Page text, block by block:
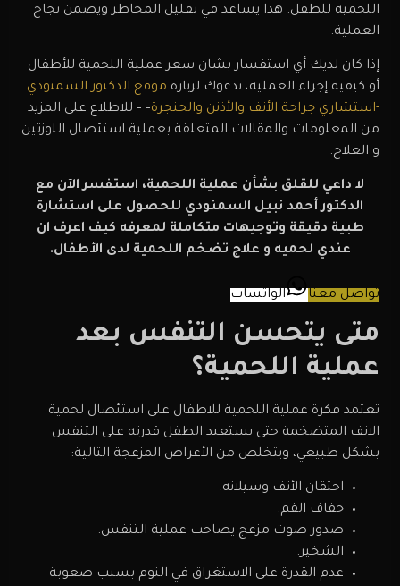
اللحمية للطفل. هذا يساعد في تقليل المخاطر ويضمن نجاح
العملية.
إذا كان لديك أي استفسار بشان سعر عملية اللحمية للأطفال
أو كيفية إجراء العملية، ندعوك لزيارة موقع الدكتور السمنودي
-استشاري جراحة الأنف والأذنن والحنجرة– – للاطلاع على المزيد
من المعلومات والمقالات المتعلقة بعملية استئصال اللوزتين
و العلاج.
لا داعي للقلق بشأن عملية اللحمية، استفسر الآن مع
الدكتور أحمد نبيل السمنودي للحصول على استشارة
طبية دقيقة وتوجيهات متكاملة لمعرفه كيف اعرف ان
عندي لحميه و علاج تضخم اللحمية لدى الأطفال.
تواصل معنا الواتساب
متى يتحسن التنفس بعد
عملية اللحمية؟
تعتمد فكرة عملية اللحمية للاطفال على استئصال لحمية
الانف المتضخمة حتى يستعيد الطفل قدرته على التنفس
بشكل طبيعي، ويتخلص من الأعراض المزعجة التالية:
احتقان الأنف وسيلانه.
جفاف الفم.
صدور صوت مزعج يصاحب عملية التنفس.
الشخير.
عدم القدرة على الاستغراق في النوم بسبب صعوبة